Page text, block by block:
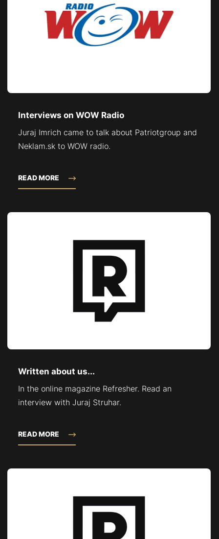
Interviews on WOW Radio
Juraj Imrich came to talk about Patriotgroup and
Neklam.sk to WOW radio.
READ MORE
Written about us...
In the online magazine Refresher. Read an
interview with Juraj Struhar.
READ MORE